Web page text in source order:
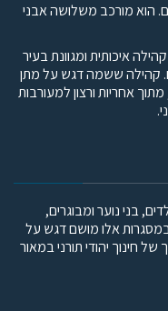
הוא מורכב משלושה אבני
איכותית ומגוונת בעיר
קהילה ששמה דגש על מתן
אחריות ורצון למעורבות
בני נוער ומבוגרים,
אלו מושם דגש על
חינוך יהודי תורני במאור